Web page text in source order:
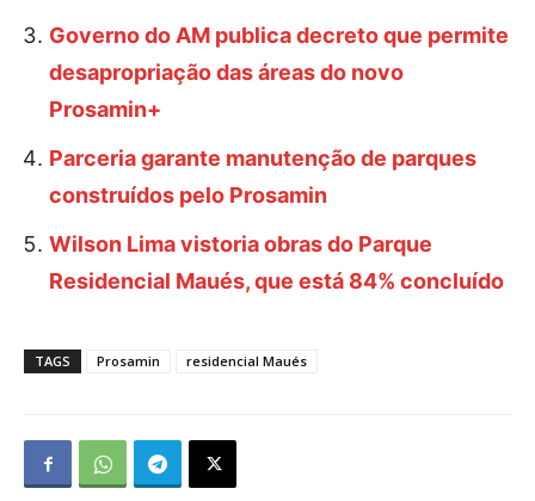
Governo do AM publica decreto que permite
desapropriação das áreas do novo
Prosamin+
Parceria garante manutenção de parques
construídos pelo Prosamin
Wilson Lima vistoria obras do Parque
Residencial Maués, que está 84% concluído
TAGS Prosamin residencial Maués